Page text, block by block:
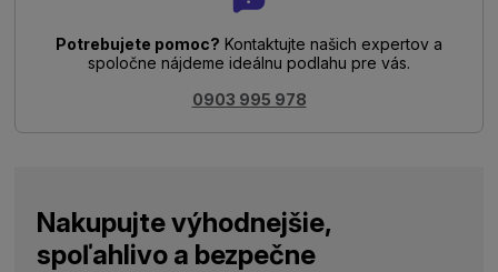
Potrebujete pomoc? Kontaktujte našich expertov a
spoločne nájdeme ideálnu podlahu pre vás.
0903 995 978
Nakupujte výhodnejšie,
spoľahlivo a bezpečne